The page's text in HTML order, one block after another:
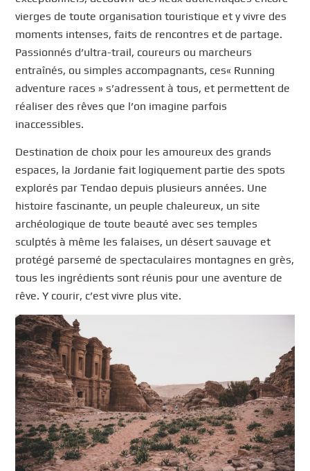
vierges de toute organisation touristique et y vivre des
moments intenses, faits de rencontres et de partage.
Passionnés d’ultra-trail, coureurs ou marcheurs
entraînés, ou simples accompagnants, ces« Running
adventure races » s’adressent à tous, et permettent de
réaliser des rêves que l’on imagine parfois
inaccessibles.
Destination de choix pour les amoureux des grands
espaces, la Jordanie fait logiquement partie des spots
explorés par Tendao depuis plusieurs années. Une
histoire fascinante, un peuple chaleureux, un site
archéologique de toute beauté avec ses temples
sculptés à même les falaises, un désert sauvage et
protégé parsemé de spectaculaires montagnes en grès,
tous les ingrédients sont réunis pour une aventure de
rêve. Y courir, c’est vivre plus vite.